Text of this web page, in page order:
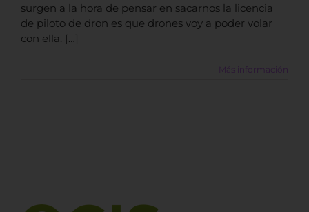
surgen a la hora de pensar en sacarnos la licencia
de piloto de dron es que drones voy a poder volar
con ella. […]
Más información